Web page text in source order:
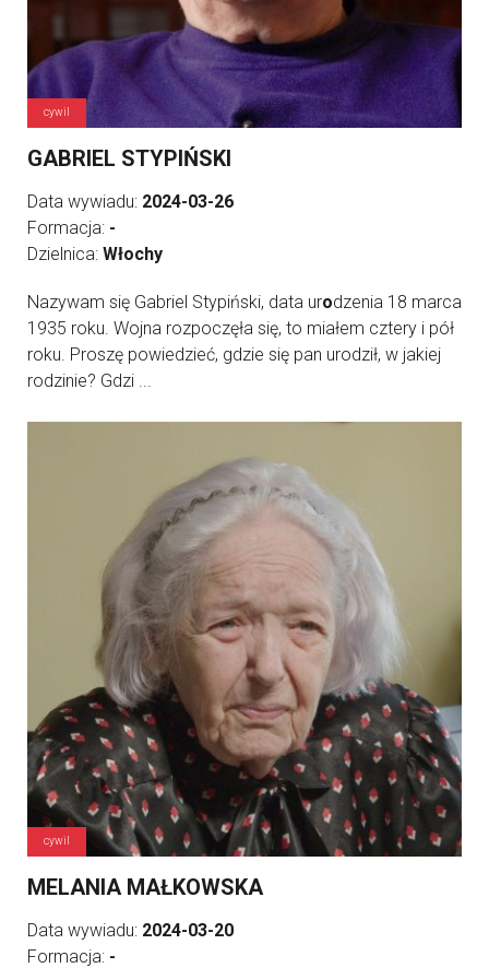
cywil
GABRIEL STYPIŃSKI
Data wywiadu: 2024-03-26
Formacja: -
Dzielnica: Włochy
Nazywam się Gabriel Stypiński, data urodzenia 18 marca
1935 roku. Wojna rozpoczęła się, to miałem cztery i pół
roku. Proszę powiedzieć, gdzie się pan urodził, w jakiej
rodzinie? Gdzi ...
cywil
MELANIA MAŁKOWSKA
Data wywiadu: 2024-03-20
Formacja: -